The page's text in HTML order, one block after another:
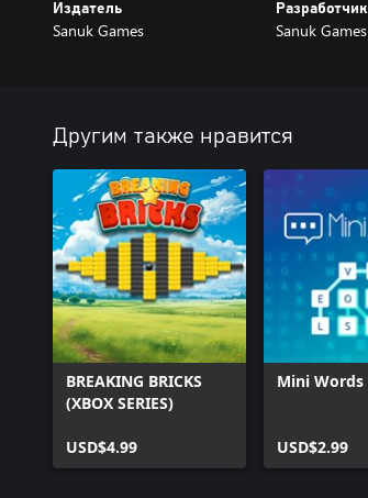
Издатель
Sanuk Games
Разработчик
Sanuk Games
Другим также нравится
BREAKING BRICKS
(XBOX SERIES)
USD$4.99
Mini Words
USD$2.99